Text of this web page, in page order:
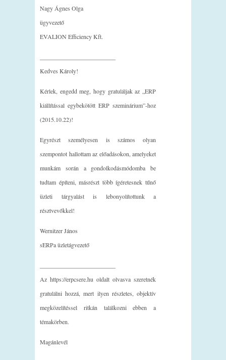
Nagy Ágnes Olga
ügyvezető
EVALION Efficiency Kft.
Kedves Károly!
Kérlek, engedd meg, hogy gratuláljak az „ERP
kiállítással egybekötött ERP szeminárium”-hoz
(2015.10.22)!
Egyrészt személyesen is számos olyan
szempontot hallottam az előadásokon, amelyeket
munkám során a gondolkodásmódomba be
tudtam építeni, másrészt több ígéretesnek tűnő
üzleti tárgyalást is lebonyolítottunk a
résztvevőkkel!
Wernitzer János
sERPa üzletágvezető
Az https://erpcsere.hu oldalt olvasva szeretnék
gratulálni hozzá, mert ilyen részletes, objektív
megközelítéssel ritkán találkozni ebben a
témakörben.
Magánlevél